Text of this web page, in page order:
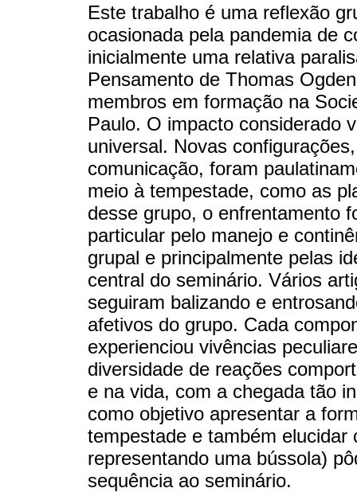
Este trabalho é uma reflexão
ocasionada pela pandemia de
inicialmente uma relativa
Pensamento de Thomas
membros em formação na
Paulo. O impacto considerado
universal. Novas
comunicação, foram
meio à tempestade, como as
desse grupo, o enfrentamento
particular pelo manejo e
grupal e principalmente pelas
central do seminário. Vários
seguiram balizando e
afetivos do grupo. Cada
experienciou vivências
diversidade de reações
e na vida, com a chegada tão
como objetivo apresentar a
tempestade e também
representando uma bússola)
sequência ao seminário.